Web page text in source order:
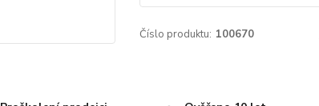
Číslo produktu: 100670